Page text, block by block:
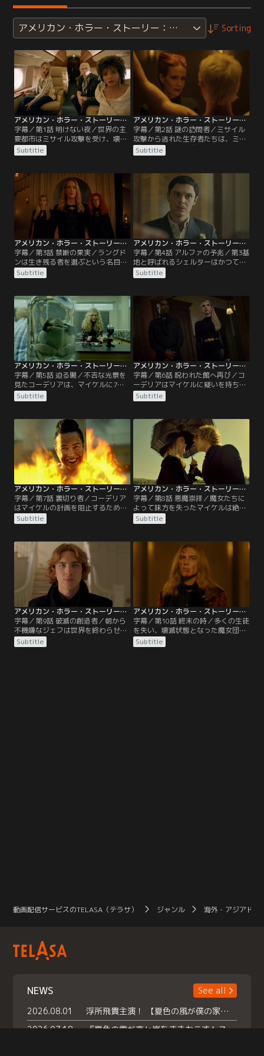
アメリカン・ホラー・ストーリー：黙示録 Sorting
アメリカン・ホラー・ストーリー：黙示録 第01話／字幕
字幕／第1話 明けない夜／世界の主
要都市はミサイル攻撃を受け、壊滅
状態となった。一部の優れた遺伝子
を持つ者と財力のある者は生き残る
い試練が待っていた。
Subtitle
アメリカン・ホラー・ストーリー：黙示録 第02話／字幕
字幕／第2話 謎の訪問者／ミサイル
攻撃から逃れた生存者たちは、ミ
ズ・ヴェナブルの厳格な管理下で不
安な生活を強いられていた。そんな
が知らせを持って現れた。
Subtitle
アメリカン・ホラー・ストーリー：黙示録 第03話／字幕
字幕／第3話 禁断の果実／ラングド
ンは生き残る者を選ぶという名目で
面談を続け、それぞれの心の中にあ
る闇を探ろうとする。彼に選ばれな
ードと共に陰謀を企てる。
Subtitle
アメリカン・ホラー・ストーリー：黙示録 第04話／字幕
字幕／第4話 アルファの予兆／第3基
地と呼ばれるシェルターはかつて魔
術師たちを育てる学校であった。世
界にミサイルが落ちる3年前、その
てこられる。
Subtitle
アメリカン・ホラー・ストーリー：黙示録 第05話／字幕
字幕／第5話 迫る闇／不吉な光景を
見たコーデリアは、マイケルに7つ
の奇跡の試験を受けることを許可し
た。魔術師たちは初の男性スプリー
安を抱く者もいた。
Subtitle
アメリカン・ホラー・ストーリー：黙示録 第06話／字幕
字幕／第6話 呪われた館へ再び／コ
ーデリアはマイケルに疑いを持ち、
彼の過去を探ろうとマディソンを派
遣する。そこはマイケルが生まれ育
た家であった。
Subtitle
アメリカン・ホラー・ストーリー：黙示録 第07話／字幕
字幕／第7話 裏切り者／コーデリア
はマイケルの計画を阻止するため
に、パパ・レグバを頼ろうとする
が、彼が出した条件に困惑する。バ
から情報を得ようとする。
Subtitle
アメリカン・ホラー・ストーリー：黙示録 第08話／字幕
字幕／第8話 悪魔崇拝／魔女たちに
よって味方を失ったマイケルは絶望
し、父であるサタンに助けを求め
る。しかし願いは届かず途方に暮
魔を崇拝する集団と出会う。
Subtitle
アメリカン・ホラー・ストーリー：黙示録 第09話／字幕
字幕／第9話 破滅の創造者／朝から
不機嫌なジェフは世界を終わらせる
べきだと宣言し、マイケルを利用し
ようとする。悪魔の子としてどう振
Subtitle
アメリカン・ホラー・ストーリー：黙示録 第10話（最終話）／字幕
字幕／第10話 終末の時／多くの生徒
を失い、壊滅状態となった魔女団。
時間を超える力を持つマロリーが十
分に力をつけることを祈りながら、
Subtitle
動画配信サービスのTELASA（テラサ） ジャンル 海外・アジアドラ
NEWS
See all
2026.08.01
浮所飛貴主演！ 【夏色の風が僕の家にやってきた】 本日よりテラサで独占配信スタート！
2026.07.18
『夏色の雲が恋と嵐をまきおこす』スペシャルメイキング 【Part1】2026年７月18日（土）23時30分～配信スタート！話題のシーンの裏側を大公開！豪華キャスト大集合！ 『武宮家 真夏の家族会議』開催！